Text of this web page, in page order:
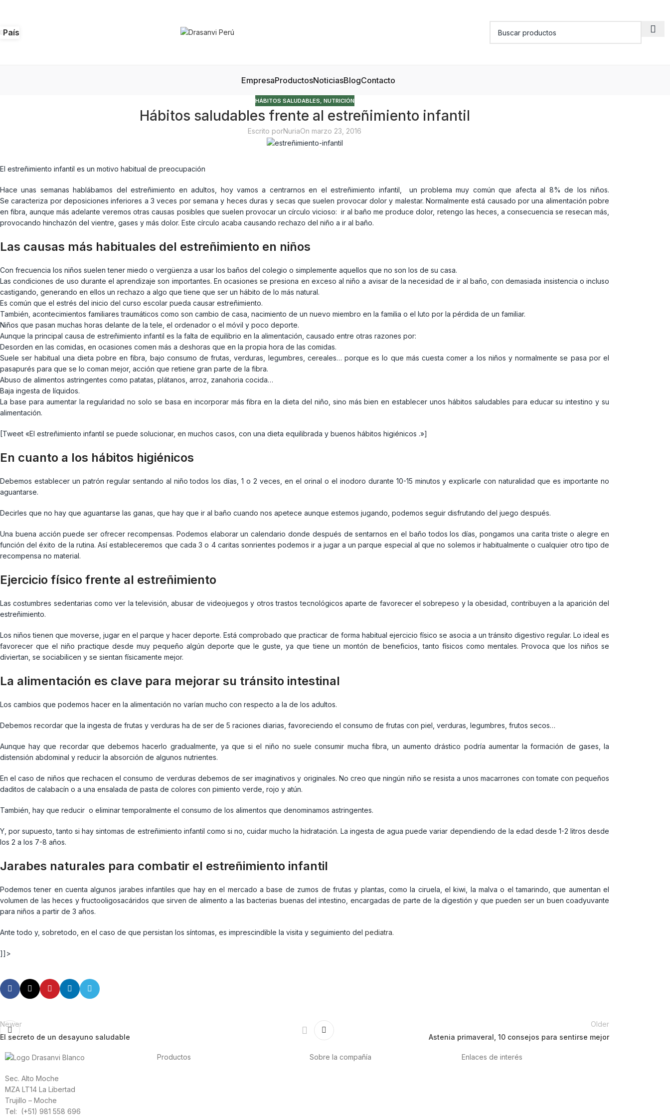
País
EmpresaProductosNoticiasBlogContacto
HÁBITOS SALUDABLES, NUTRICIÓN
Hábitos saludables frente al estreñimiento infantil
Escrito porNuriaOn marzo 23, 2016
El estreñimiento infantil es un motivo habitual de preocupación
Hace unas semanas hablábamos del estreñimiento en adultos, hoy vamos a centrarnos en el estreñimiento infantil, un problema muy común que afecta al 8% de los niños.
Se caracteriza por deposiciones inferiores a 3 veces por semana y heces duras y secas que suelen provocar dolor y malestar. Normalmente está causado por una alimentación pobre
en fibra, aunque más adelante veremos otras causas posibles que suelen provocar un círculo vicioso: ir al baño me produce dolor, retengo las heces, a consecuencia se resecan más,
provocando hinchazón del vientre, gases y más dolor. Este círculo acaba causando rechazo del niño a ir al baño.
Las causas más habituales del estreñimiento en niños
Con frecuencia los niños suelen tener miedo o vergüenza a usar los baños del colegio o simplemente aquellos que no son los de su casa.
Las condiciones de uso durante el aprendizaje son importantes. En ocasiones se presiona en exceso al niño a avisar de la necesidad de ir al baño, con demasiada insistencia o incluso
castigando, generando en ellos un rechazo a algo que tiene que ser un hábito de lo más natural.
Es común que el estrés del inicio del curso escolar pueda causar estreñimiento.
También, acontecimientos familiares traumáticos como son cambio de casa, nacimiento de un nuevo miembro en la familia o el luto por la pérdida de un familiar.
Niños que pasan muchas horas delante de la tele, el ordenador o el móvil y poco deporte.
Aunque la principal causa de estreñimiento infantil es la falta de equilibrio en la alimentación, causado entre otras razones por:
Desorden en las comidas, en ocasiones comen más a deshoras que en la propia hora de las comidas.
Suele ser habitual una dieta pobre en fibra, bajo consumo de frutas, verduras, legumbres, cereales… porque es lo que más cuesta comer a los niños y normalmente se pasa por el
pasapurés para que se lo coman mejor, acción que retiene gran parte de la fibra.
Abuso de alimentos astringentes como patatas, plátanos, arroz, zanahoria cocida…
Baja ingesta de líquidos.
La base para aumentar la regularidad no solo se basa en incorporar más fibra en la dieta del niño, sino más bien en establecer unos hábitos saludables para educar su intestino y su
alimentación.
[Tweet «El estreñimiento infantil se puede solucionar, en muchos casos, con una dieta equilibrada y buenos hábitos higiénicos .»]
En cuanto a los hábitos higiénicos
Debemos establecer un patrón regular sentando al niño todos los días, 1 o 2 veces, en el orinal o el inodoro durante 10-15 minutos y explicarle con naturalidad que es importante no
aguantarse.
Decirles que no hay que aguantarse las ganas, que hay que ir al baño cuando nos apetece aunque estemos jugando, podemos seguir disfrutando del juego después.
Una buena acción puede ser ofrecer recompensas. Podemos elaborar un calendario donde después de sentarnos en el baño todos los días, pongamos una carita triste o alegre en
función del éxito de la rutina. Así estableceremos que cada 3 o 4 caritas sonrientes podemos ir a jugar a un parque especial al que no solemos ir habitualmente o cualquier otro tipo de
recompensa no material.
Ejercicio físico frente al estreñimiento
Las costumbres sedentarias como ver la televisión, abusar de videojuegos y otros trastos tecnológicos aparte de favorecer el sobrepeso y la obesidad, contribuyen a la aparición del
estreñimiento.
Los niños tienen que moverse, jugar en el parque y hacer deporte. Está comprobado que practicar de forma habitual ejercicio físico se asocia a un tránsito digestivo regular. Lo ideal es
favorecer que el niño practique desde muy pequeño algún deporte que le guste, ya que tiene un montón de beneficios, tanto físicos como mentales. Provoca que los niños se
diviertan, se sociabilicen y se sientan físicamente mejor.
La alimentación es clave para mejorar su tránsito intestinal
Los cambios que podemos hacer en la alimentación no varían mucho con respecto a la de los adultos.
Debemos recordar que la ingesta de frutas y verduras ha de ser de 5 raciones diarias, favoreciendo el consumo de frutas con piel, verduras, legumbres, frutos secos…
Aunque hay que recordar que debemos hacerlo gradualmente, ya que si el niño no suele consumir mucha fibra, un aumento drástico podría aumentar la formación de gases, la
distensión abdominal y reducir la absorción de algunos nutrientes.
En el caso de niños que rechacen el consumo de verduras debemos de ser imaginativos y originales. No creo que ningún niño se resista a unos macarrones con tomate con pequeños
daditos de calabacín o a una ensalada de pasta de colores con pimiento verde, rojo y atún.
También, hay que reducir o eliminar temporalmente el consumo de los alimentos que denominamos astringentes.
Y, por supuesto, tanto si hay sintomas de estreñimiento infantil como si no, cuidar mucho la hidratación. La ingesta de agua puede variar dependiendo de la edad desde 1-2 litros desde
los 2 a los 7-8 años.
Jarabes naturales para combatir el estreñimiento infantil
Podemos tener en cuenta algunos jarabes infantiles que hay en el mercado a base de zumos de frutas y plantas, como la ciruela, el kiwi, la malva o el tamarindo, que aumentan el
volumen de las heces y fructooligosacáridos que sirven de alimento a las bacterias buenas del intestino, encargadas de parte de la digestión y que pueden ser un buen coadyuvante
para niños a partir de 3 años.
Ante todo y, sobretodo, en el caso de que persistan los síntomas, es imprescindible la visita y seguimiento del pediatra.
]]>
Newer
El secreto de un desayuno saludable
Older
Astenia primaveral, 10 consejos para sentirse mejor
Sec. Alto Moche
MZA LT14 La Libertad
Trujillo – Moche
Tel: (+51) 981 558 696
Productos Sobre la compañía Enlaces de interés